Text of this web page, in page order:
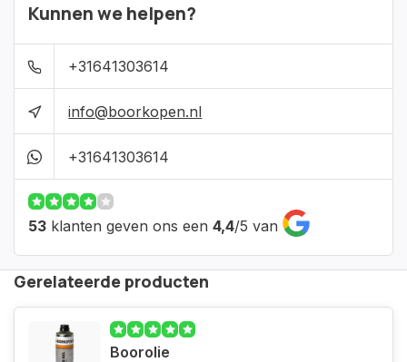
Kunnen we helpen?
+31641303614
info@boorkopen.nl
+31641303614
53 klanten geven ons een 4,4/5 van
Gerelateerde producten
Boorolie